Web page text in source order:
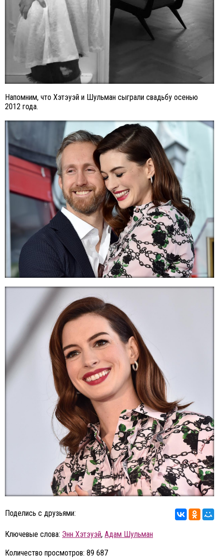
Напомним, что Хэтэуэй и Шульман сыграли свадьбу осенью
2012 года.
Поделись с друзьями:
Ключевые слова: Энн Хэтэуэй, Адам Шульман
Количество просмотров: 89 687